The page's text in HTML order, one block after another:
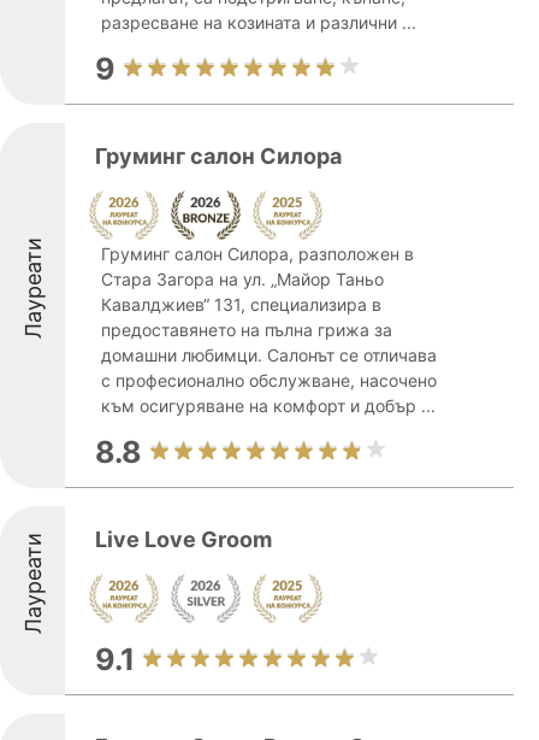
разресване на козината и различни ...
9
Лауреати
Груминг салон Силора
Груминг салон Силора, разположен в
Стара Загора на ул. „Майор Таньо
Кавалджиев“ 131, специализира в
предоставянето на пълна грижа за
домашни любимци. Салонът се отличава
с професионално обслужване, насочено
към осигуряване на комфорт и добър ...
8.8
Лауреати Live Love Groom
9.1